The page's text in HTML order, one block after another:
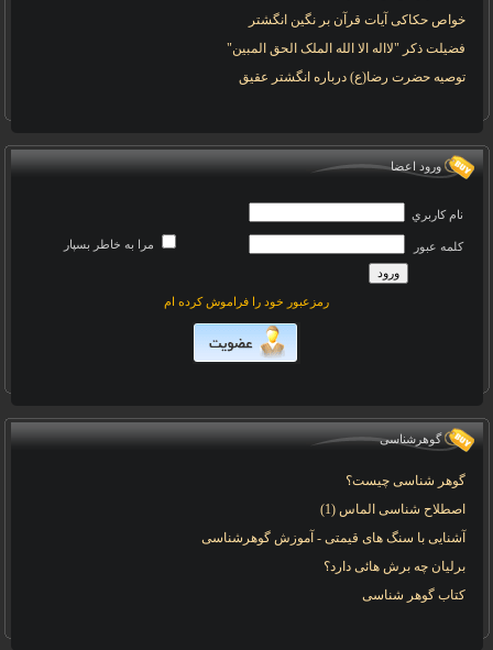
خواص حکاکی آیات قرآن بر نگین انگشتر
فضیلت ذکر "لااله الا الله الملک الحق المبین"
توصیه حضرت رضا(ع) درباره انگشتر عقیق
ورود اعضا
نام کاربري
کلمه عبور مرا به خاطر بسپار
رمزعبور خود را فراموش کرده ام
گوهرشناسی
گوهر شناسی چیست؟
اصطلاح شناسی الماس (1)
آشنایی با سنگ های قیمتی - آموزش گوهرشناسی
برلیان چه برش هائی دارد؟
کتاب گوهر شناسی